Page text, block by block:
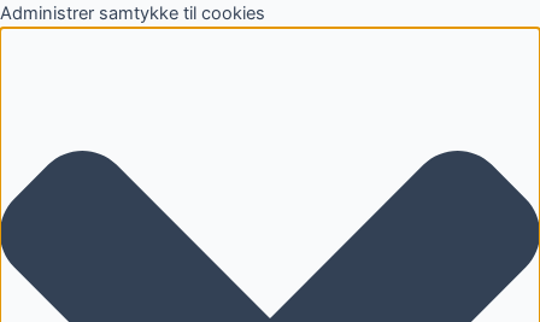
Administrer samtykke til cookies